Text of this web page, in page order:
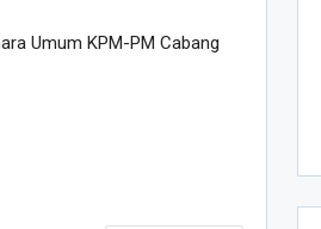
Umum KPM-PM Cabang